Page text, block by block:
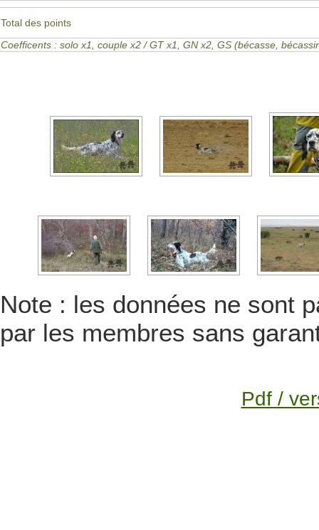
Total des points
Coefficents : solo x1, couple x2 / GT x1, GN x2, GS (bécasse,
Note : les données ne sont
par les membres sans
Pdf /